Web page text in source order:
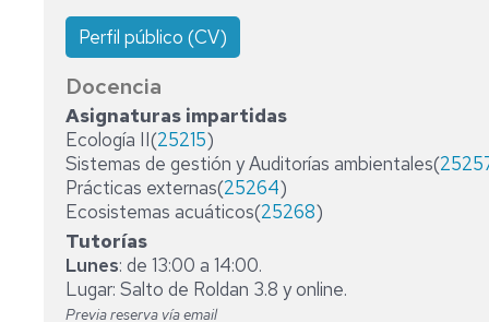
DE
ECONOMÍA
SOCIOLOGÍA
Y
POLÍTICA
AGRARIA
ÁREA
DE
EDAFOLOGÍA
QUÍMICA
AGRÍCOLA
PERSONAL
TÉCNICO
DE
GESTIÓN,
DE
ADMINISTRACIÓN
Y
DE
SERVICIOS
CENTROS
CON
DOCENCIA
DEL
Perfil público (CV)
Docencia
Asignaturas impartidas
Ecología II(25215)
Sistemas de gestión y Auditorías ambientales(
Prácticas externas(25264)
Ecosistemas acuáticos(25268)
Tutorías
Lunes: de 13:00 a 14:00.
Lugar: Salto de Roldan 3.8 y online.
Previa reserva vía email